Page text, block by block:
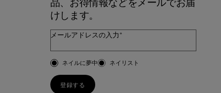
けします。
メールアドレスの入力*
お客様のタイプ
ネイルに夢中 ネイリスト
登録する